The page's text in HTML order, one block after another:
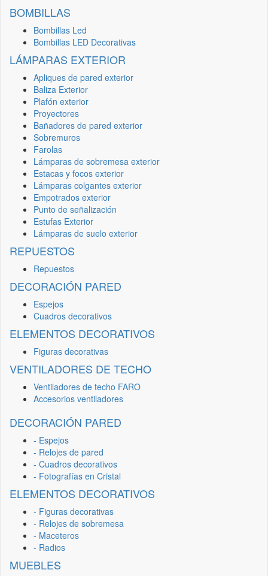
BOMBILLAS
Bombillas Led
Bombillas LED Decorativas
LÁMPARAS EXTERIOR
Apliques de pared exterior
Baliza Exterior
Plafón exterior
Proyectores
Bañadores de pared exterior
Sobremuros
Farolas
Lámparas de sobremesa exterior
Estacas y focos exterior
Lámparas colgantes exterior
Empotrados exterior
Punto de señalización
Estufas Exterior
Lámparas de suelo exterior
REPUESTOS
Repuestos
DECORACIÓN PARED
Espejos
Cuadros decorativos
ELEMENTOS DECORATIVOS
Figuras decorativas
VENTILADORES DE TECHO
Ventiladores de techo FARO
Accesorios ventiladores
DECORACIÓN PARED
- Espejos
- Relojes de pared
- Cuadros decorativos
- Fotografías en Cristal
ELEMENTOS DECORATIVOS
- Figuras decorativas
- Relojes de sobremesa
- Maceteros
- Radios
MUEBLES